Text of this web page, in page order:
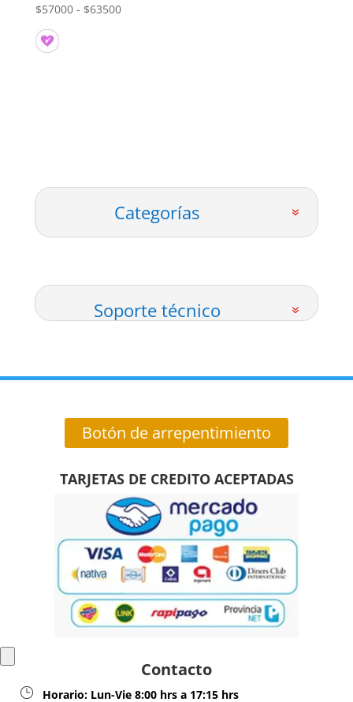
$57000 - $63500Rango
Categorías
Soporte técnico
Botón de arrepentimiento
TARJETAS DE CREDITO ACEPTADAS
Contacto
Horario: Lun-Vie 8:00 hrs a 17:15 hrs